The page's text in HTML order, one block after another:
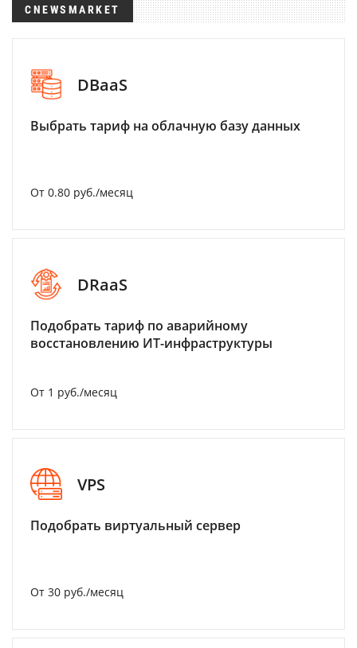
CNEWSMARKET
DBaaS
Выбрать тариф на облачную базу данных
От 0.80 руб./месяц
DRaaS
Подобрать тариф по аварийному
восстановлению ИТ-инфраструктуры
От 1 руб./месяц
VPS
Подобрать виртуальный сервер
От 30 руб./месяц